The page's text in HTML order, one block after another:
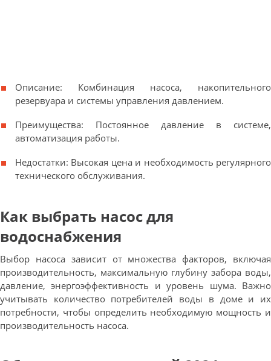
Описание: Комбинация насоса, накопительного
резервуара и системы управления давлением.
Преимущества: Постоянное давление в системе,
автоматизация работы.
Недостатки: Высокая цена и необходимость регулярного
технического обслуживания.
Как выбрать насос для
водоснабжения
Выбор насоса зависит от множества факторов, включая
производительность, максимальную глубину забора воды,
давление, энергоэффективность и уровень шума. Важно
учитывать количество потребителей воды в доме и их
потребности, чтобы определить необходимую мощность и
производительность насоса.